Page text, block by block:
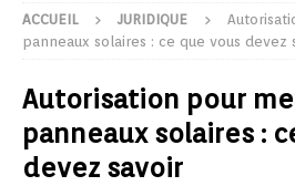
ACCUEIL JURIDIQUE
panneaux solaires : ce que vous devez
Autorisation pour
panneaux solaires :
devez savoir